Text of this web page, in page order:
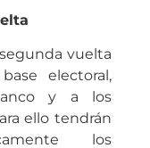
vuelta
electoral,
y a los
ello tendrán
los